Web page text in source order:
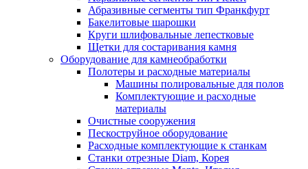
Абразивные сегменты тип Франкфурт
Бакелитовые шарошки
Круги шлифовальные лепестковые
Щетки для состаривания камня
Оборудование для камнеобработки
Полотеры и расходные материалы
Машины полировальные для полов
Комплектующие и расходные
материалы
Очистные сооружения
Пескоструйное оборудование
Расходные комплектующие к станкам
Станки отрезные Diam, Корея